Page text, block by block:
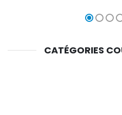
CATÉGORIES